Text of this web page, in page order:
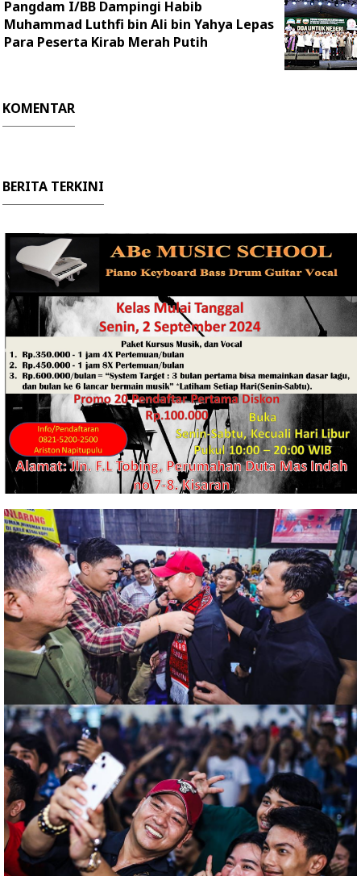
Pangdam I/BB Dampingi Habib
Muhammad Luthfi bin Ali bin Yahya Lepas
Para Peserta Kirab Merah Putih
KOMENTAR
BERITA TERKINI